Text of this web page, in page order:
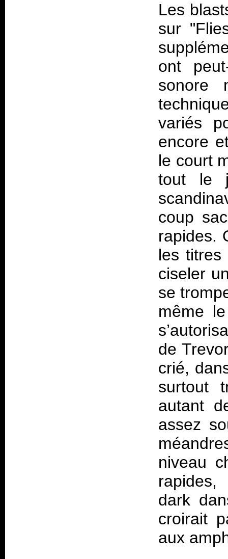
Les
sur
ont
sonore
variés
encore
le court
tout le
coup
rapides.
les titres
ciseler
se
même
de
crié,
surtout
autant
assez
niveau
dark
croirait